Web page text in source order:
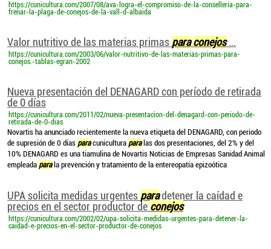
https://cunicultura.com/2007/08/ava-logra-el-compromiso-de-la-conselleria-para-
frenar-la-plaga-de-conejos-de-la-vall-d-albaida
Valor nutritivo de las materias primas para conejos...
https://cunicultura.com/2003/06/valor-nutritivo-de-las-materias-primas-para-
conejos.-tablas-egran-2002
Nueva presentación del DENAGARD con período de retirada
de 0 días
https://cunicultura.com/2011/02/nueva-presentacion-del-denagard-con-periodo-de-
retirada-de-0-dias
Novartis ha anunciado recientemente la nueva etiqueta del DENAGARD, con periodo
de supresión de 0 días paracunicultura paralas dos presentaciones, del 2% y del
10% DENAGARD es una tiamulina de Novartis Noticias de Empresas Sanidad Animal
empleada parala prevención y tratamiento de la entereopatía epizoótica
UPA solicita medidas urgentes paradetener la caídad e
precios en el sector productor de conejos
https://cunicultura.com/2002/02/upa-solicita-medidas-urgentes-para-detener-la-
caidad-e-precios-en-el-sector-productor-de-conejos